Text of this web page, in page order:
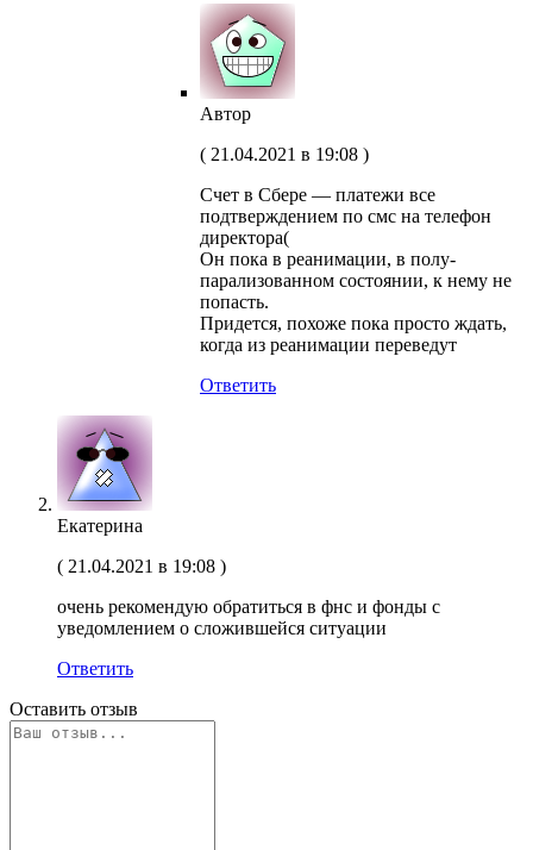
Автoр
( 21.04.2021 в 19:08 )
Счет в Сбере — платежи все
подтверждением по смс на телефон
директора(
Он пока в реанимации, в полу-
парализованном состоянии, к нему не
попасть.
Придется, похоже пока просто ждать,
когда из реанимации переведут
Ответить
Екатерина
( 21.04.2021 в 19:08 )
очень рекомендую обратиться в фнс и фонды с
уведомлением о сложившейся ситуации
Ответить
Оставить отзыв